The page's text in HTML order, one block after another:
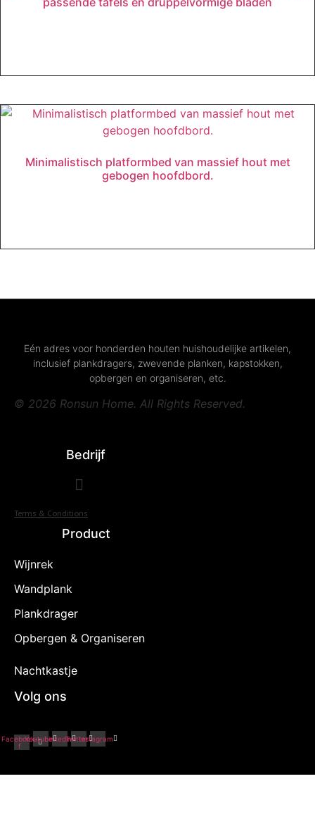
Minimalistisch platformbed van massief hout met
gebogen hoofdbord.
Eén adres voor honderden houten huishoudelijke artikelen,
inclusief plankdragers, zwevende planken, kapstokken,
opbergen en organiseren, etc.
© 2026 Ronsun Home. All Rights Reserved.
Bedrijf
Terms & Conditions
Product
Wijnrek
Wandplank
Plankdrager
Opbergen & Organiseren
Nachtkastje
Volg ons
Facebook-
f
YoutubeLinkedinTwitterInstagram